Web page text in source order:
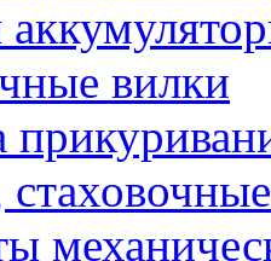
вилки